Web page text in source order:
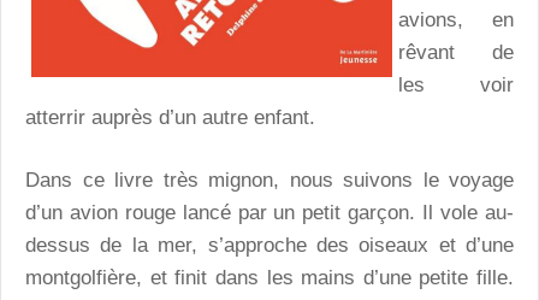
avions, en
rêvant de
les voir
atterrir auprès d’un autre enfant.
Dans ce livre très mignon, nous suivons le voyage
d’un avion rouge lancé par un petit garçon. Il vole au-
dessus de la mer, s’approche des oiseaux et d’une
montgolfière, et finit dans les mains d’une petite fille.